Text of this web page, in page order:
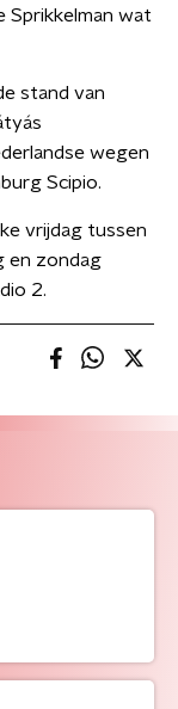
Sprikkelman wat
stand van
wegen
Scipio.
vrijdag tussen
en zondag
2.